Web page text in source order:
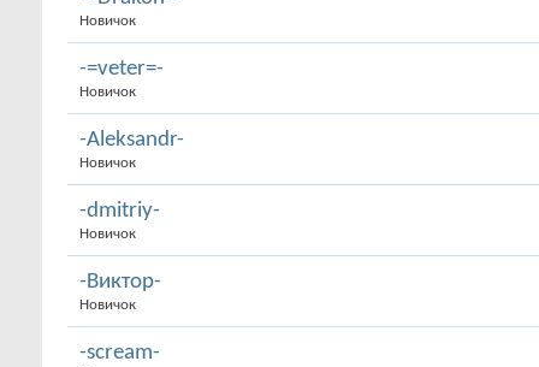
Новичок
-=veter=-
Новичок
-Aleksandr-
Новичок
-dmitriy-
Новичок
-Виктор-
Новичок
-scream-